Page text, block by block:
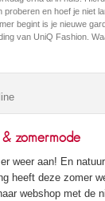
en hoef je niet
begint is je nieuwe
van UniQ Fashion.
zomermode
weer aan! En
heeft deze zomer
webshop met de